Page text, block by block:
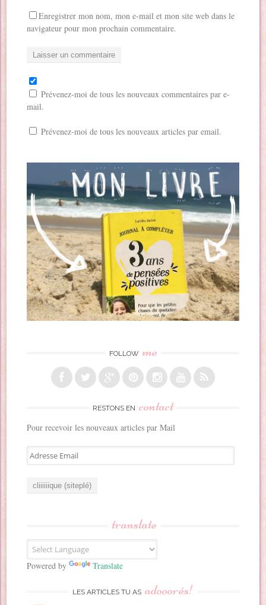
Enregistrer mon nom, mon e-mail et mon site web dans le
navigateur pour mon prochain commentaire.
Prévenez-moi de tous les nouveaux commentaires par e-
mail.
Prévenez-moi de tous les nouveaux articles par email.
FOLLOW me
RESTONS EN contact
Pour recevoir les nouveaux articles par Mail
A
d
E
m
a
translate
Powered by Translate
LES ARTICLES TU AS adooorés!